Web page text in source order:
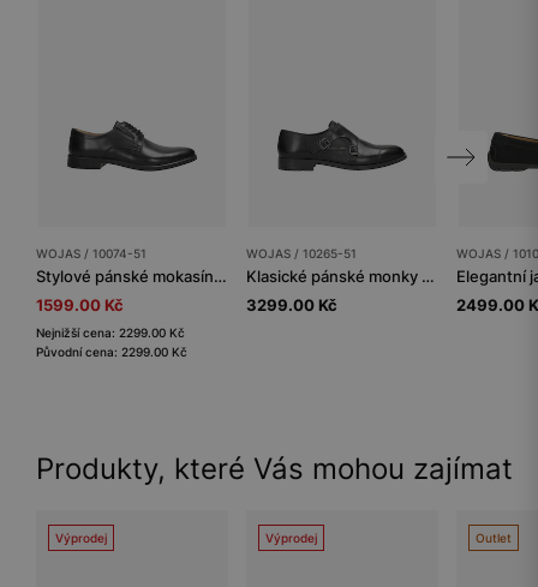
WOJAS / 10074-51
Stylové pánské mokasíny z kvalitní lícové kůže
1599.00 Kč
Nejnižší cena: 2299.00 Kč
Původní cena: 2299.00 Kč
WOJAS / 10265-51
Klasické pánské monky se dvěma přezkami
3299.00 Kč
WOJAS /
2499.00
Produkty, které Vás mohou zajímat
Výprodej Výprodej Outlet